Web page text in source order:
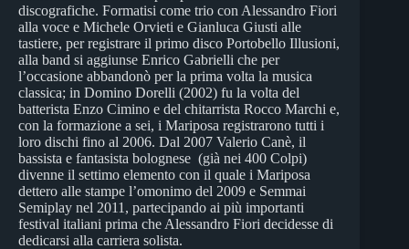
discografiche. Formatisi come trio con Alessandro Fiori
alla voce e Michele Orvieti e Gianluca Giusti alle
tastiere, per registrare il primo disco Portobello Illusioni,
alla band si aggiunse Enrico Gabrielli che per
l’occasione abbandonò per la prima volta la musica
classica; in Domino Dorelli (2002) fu la volta del
batterista Enzo Cimino e del chitarrista Rocco Marchi e,
con la formazione a sei, i Mariposa registrarono tutti i
loro dischi fino al 2006. Dal 2007 Valerio Canè, il
bassista e fantasista bolognese (già nei 400 Colpi)
divenne il settimo elemento con il quale i Mariposa
dettero alle stampe l’omonimo del 2009 e Semmai
Semiplay nel 2011, partecipando ai più importanti
festival italiani prima che Alessandro Fiori decidesse di
dedicarsi alla carriera solista.